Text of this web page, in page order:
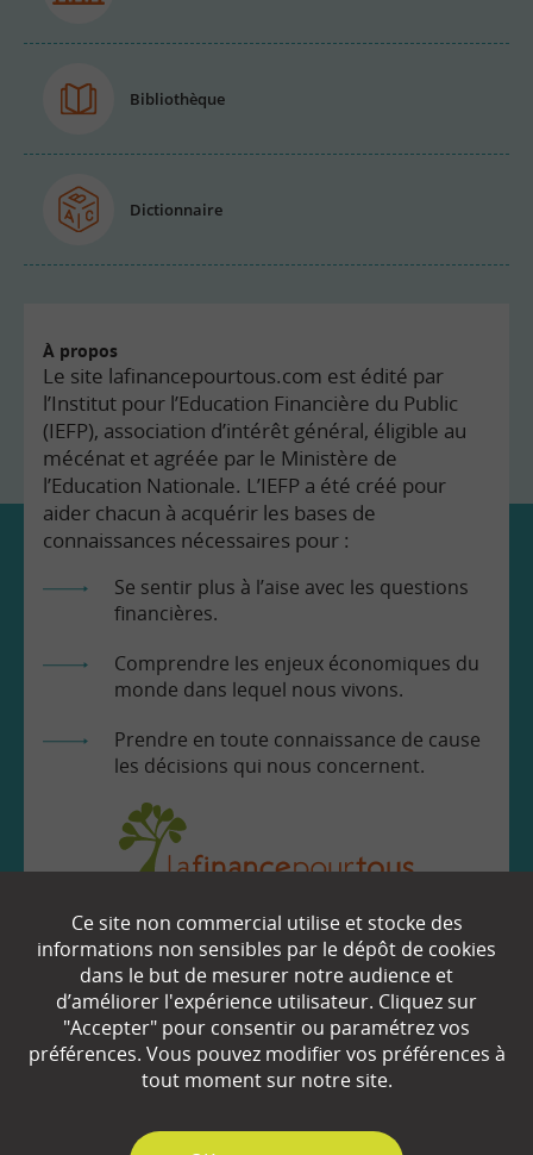
Bibliothèque
Dictionnaire
À propos
Le site lafinancepourtous.com est édité par
l’Institut pour l’Education Financière du Public
(IEFP), association d’intérêt général, éligible au
mécénat et agréée par le Ministère de
l’Education Nationale. L’IEFP a été créé pour
aider chacun à acquérir les bases de
connaissances nécessaires pour :
Se sentir plus à l’aise avec les questions
financières.
Comprendre les enjeux économiques du
monde dans lequel nous vivons.
Prendre en toute connaissance de cause
les décisions qui nous concernent.
EN SAVOIR
Qui sommes-nous ?
Partenaires
Ce site non commercial utilise et stocke des
informations non sensibles par le dépôt de cookies
dans le but de mesurer notre audience et
d’améliorer l'expérience utilisateur. Cliquez sur
"Accepter" pour consentir ou paramétrez vos
préférences. Vous pouvez modifier vos préférences à
tout moment sur notre site.